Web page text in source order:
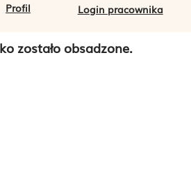
Profil Login pracownika
zostało obsadzone.